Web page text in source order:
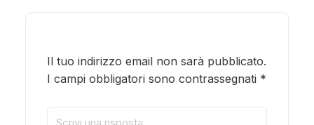
Il tuo indirizzo email non sarà pubblicato.
I campi obbligatori sono contrassegnati *